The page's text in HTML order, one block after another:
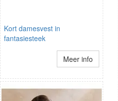
Kort damesvest in
fantasiesteek
Meer info